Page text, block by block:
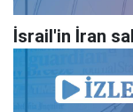
İsrail'in İran